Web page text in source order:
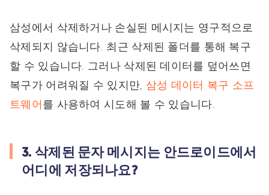
삼성에서 삭제하거나 손실된 메시지는 영구적으로
삭제되지 않습니다. 최근 삭제된 폴더를 통해 복구
할 수 있습니다. 그러나 삭제된 데이터를 덮어쓰면
복구가 어려워질 수 있지만, 삼성 데이터 복구 소프
트웨어를 사용하여 시도해 볼 수 있습니다.
3. 삭제된 문자 메시지는 안드로이드에서
어디에 저장되나요?